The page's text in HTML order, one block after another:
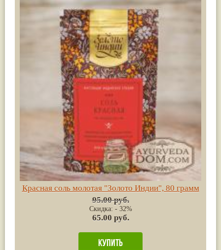
Красная соль молотая "Золото Индии", 80 грамм
95.00 руб.
Скидка: - 32%
65.00 руб.